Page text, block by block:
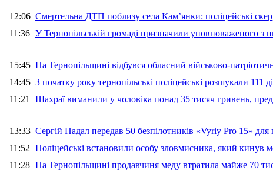
12:06 Смертельна ДТП поблизу села Кам’янки: поліцейські
11:36 У Тернопільській громаді призначили уповноваженого з
15:45 На Тернопільщині відбувся обласний військово-
14:45 З початку року тернопільські поліцейські розшукали 111
11:21 Шахраї виманили у чоловіка понад 35 тисяч гривень,
13:33 Сергій Надал передав 50 безпілотників «Vyriy Pro 15» для
11:52 Поліцейські встановили особу зловмисника, який кинув
11:28 На Тернопільщині продавчиня меду втратила майже 70